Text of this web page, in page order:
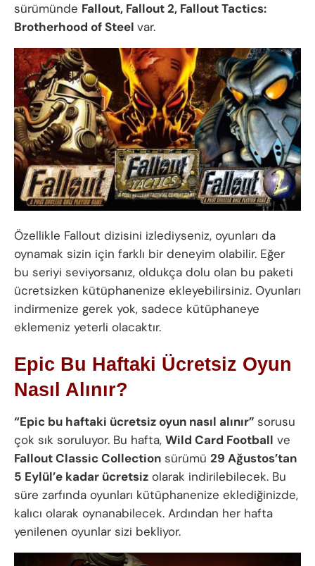
sürümünde Fallout, Fallout 2, Fallout Tactics:
Brotherhood of Steel var.
Özellikle Fallout dizisini izlediyseniz, oyunları da
oynamak sizin için farklı bir deneyim olabilir. Eğer
bu seriyi seviyorsanız, oldukça dolu olan bu paketi
ücretsizken kütüphanenize ekleyebilirsiniz. Oyunları
indirmenize gerek yok, sadece kütüphaneye
eklemeniz yeterli olacaktır.
Epic Bu Haftaki Ücretsiz Oyun
Nasıl Alınır?
“Epic bu haftaki ücretsiz oyun nasıl alınır” sorusu
çok sık soruluyor. Bu hafta, Wild Card Football ve
Fallout Classic Collection sürümü 29 Ağustos’tan
5 Eylül’e kadar ücretsiz olarak indirilebilecek. Bu
süre zarfında oyunları kütüphanenize eklediğinizde,
kalıcı olarak oynanabilecek. Ardından her hafta
yenilenen oyunlar sizi bekliyor.